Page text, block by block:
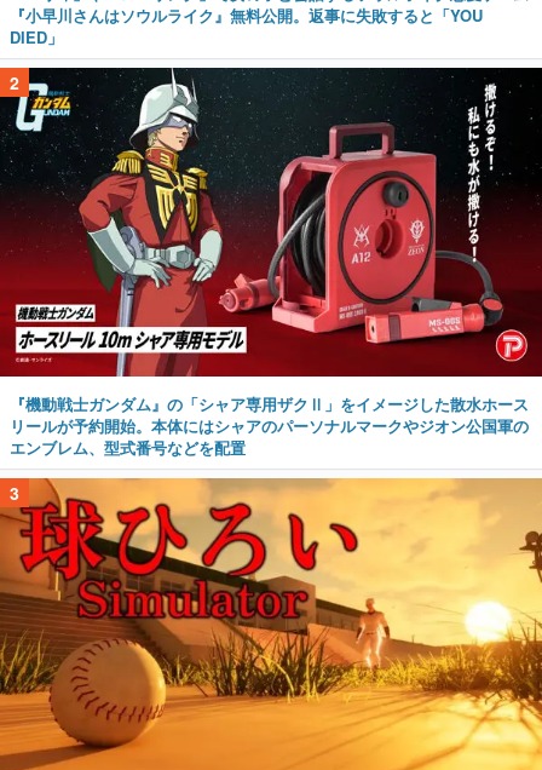
『小早川さんはソウルライク』無料公開。返事に失敗すると「YOU
DIED」
2
『機動戦士ガンダム』の「シャア専用ザクⅡ」をイメージした散水ホース
リールが予約開始。本体にはシャアのパーソナルマークやジオン公国軍の
エンブレム、型式番号などを配置
3